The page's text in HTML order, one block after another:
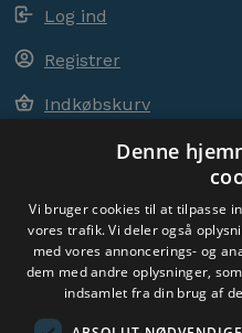
Log ind
Registrer
Indkøbskurv
ACEM OVER HELE
VÆLG LAND
Denmark
Denne
Vi bruger cookies til at tilpasse
vores trafik. Vi deler også
med vores annoncerings- og
dem med andre oplysninger,
indsamlet fra din brug af